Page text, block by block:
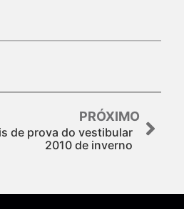
PRÓXIMO
de prova do vestibular
2010 de inverno